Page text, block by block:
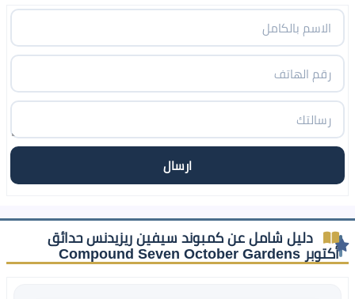
دليل شامل عن كمبوند سيفين ريزيدنس حدائق
أكتوبر Compound Seven October Gardens